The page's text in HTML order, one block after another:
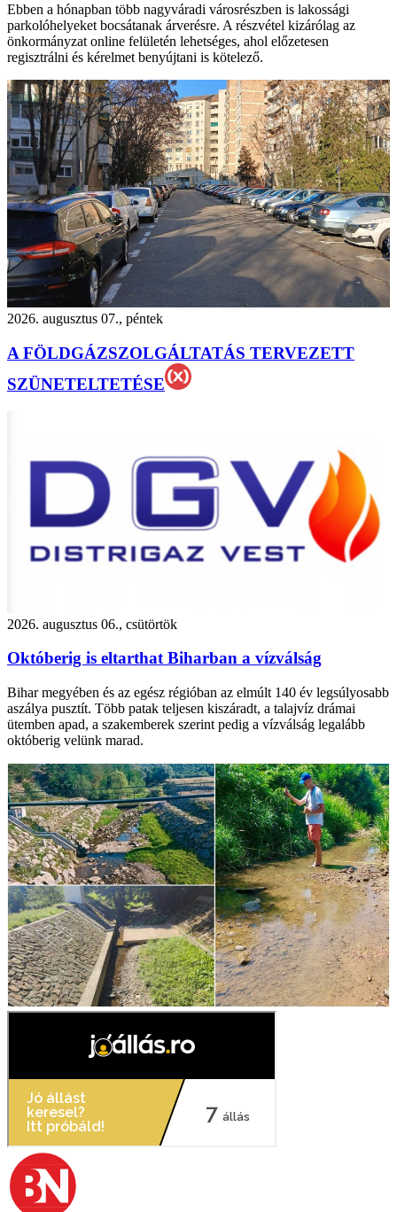
Ebben a hónapban több nagyváradi városrészben is lakossági
parkolóhelyeket bocsátanak árverésre. A részvétel kizárólag az
önkormányzat online felületén lehetséges, ahol előzetesen
regisztrálni és kérelmet benyújtani is kötelező.
2026. augusztus 07., péntek
A FÖLDGÁZSZOLGÁLTATÁS TERVEZETT
SZÜNETELTETÉSE
2026. augusztus 06., csütörtök
Októberig is eltarthat Biharban a vízválság
Bihar megyében és az egész régióban az elmúlt 140 év legsúlyosabb
aszálya pusztít. Több patak teljesen kiszáradt, a talajvíz drámai
ütemben apad, a szakemberek szerint pedig a vízválság legalább
októberig velünk marad.